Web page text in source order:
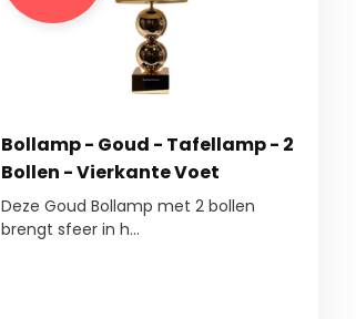
Bollamp - Goud - Tafellamp - 2
Bollen - Vierkante Voet
Deze Goud Bollamp met 2 bollen
brengt sfeer in h...